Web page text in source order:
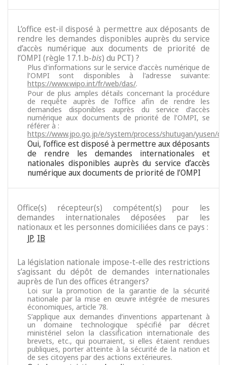
L’office est-il disposé à permettre aux déposants de
rendre les demandes disponibles auprès du service
d’accès numérique aux documents de priorité de
l’OMPI (règle 17.1.b-bis) du PCT) ?
Plus d'informations sur le service d’accès numérique de
l’OMPI sont disponibles à l'adresse suivante:
https://www.wipo.int/fr/web/das/.
Pour de plus amples détails concernant la procédure
de requête auprès de l’office afin de rendre les
demandes disponibles auprès du service d’accès
numérique aux documents de priorité de l’OMPI, se
référer à :
https://www.jpo.go.jp/e/system/process/shutugan/yusen/
Oui, l’office est disposé à permettre aux déposants
de rendre les demandes internationales et
nationales disponibles auprès du service d’accès
numérique aux documents de priorité de l’OMPI
Office(s) récepteur(s) compétent(s) pour les
demandes internationales déposées par les
nationaux et les personnes domiciliées dans ce pays :
JP, IB
La législation nationale impose-t-elle des restrictions
s’agissant du dépôt de demandes internationales
auprès de l'un des offices étrangers?
Loi sur la promotion de la garantie de la sécurité
nationale par la mise en œuvre intégrée de mesures
économiques, article 78.
S’applique aux demandes d’inventions appartenant à
un domaine technologique spécifié par décret
ministériel selon la classification internationale des
brevets, etc., qui pourraient, si elles étaient rendues
publiques, porter atteinte à la sécurité de la nation et
de ses citoyens par des actions extérieures.